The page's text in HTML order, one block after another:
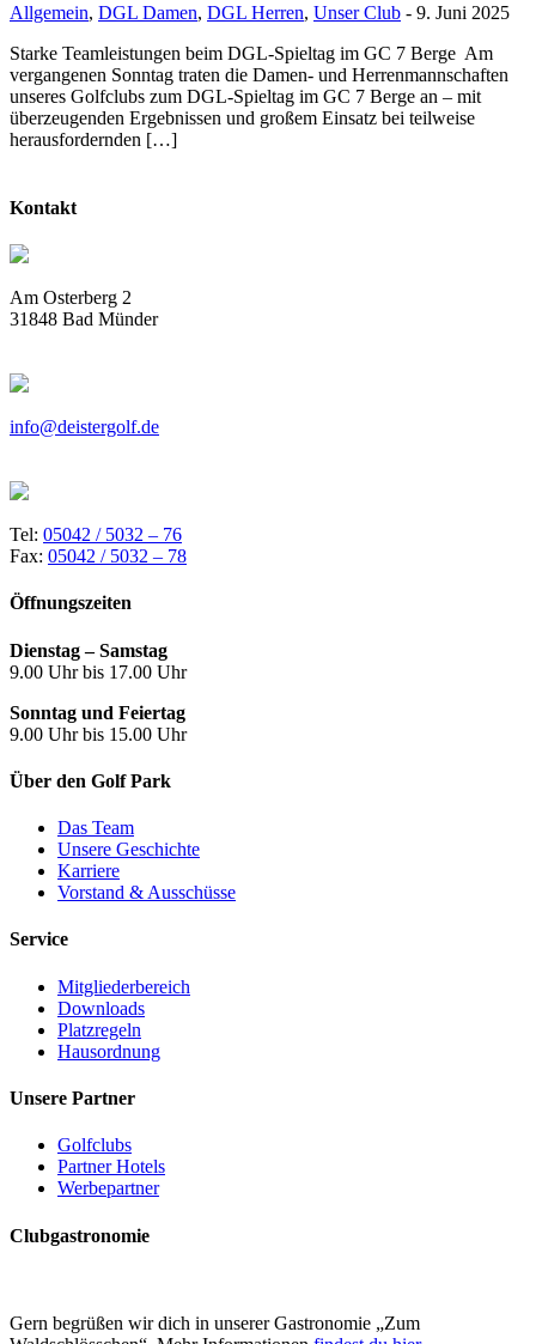
Allgemein, DGL Damen, DGL Herren, Unser Club - 9. Juni 2025
Starke Teamleistungen beim DGL-Spieltag im GC 7 Berge Am
vergangenen Sonntag traten die Damen- und Herrenmannschaften
unseres Golfclubs zum DGL-Spieltag im GC 7 Berge an – mit
überzeugenden Ergebnissen und großem Einsatz bei teilweise
herausfordernden […]
Kontakt
Am Osterberg 2
31848 Bad Münder
info@deistergolf.de
Tel: 05042 / 5032 – 76
Fax: 05042 / 5032 – 78
Öffnungszeiten
Dienstag – Samstag
9.00 Uhr bis 17.00 Uhr
Sonntag und Feiertag
9.00 Uhr bis 15.00 Uhr
Über den Golf Park
Das Team
Unsere Geschichte
Karriere
Vorstand & Ausschüsse
Service
Mitgliederbereich
Downloads
Platzregeln
Hausordnung
Unsere Partner
Golfclubs
Partner Hotels
Werbepartner
Clubgastronomie
Gern begrüßen wir dich in unserer Gastronomie „Zum